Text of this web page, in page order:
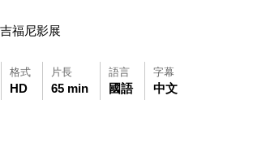
福尼影展
格式
HD
片長
65 min
語言
國語
字幕
中文